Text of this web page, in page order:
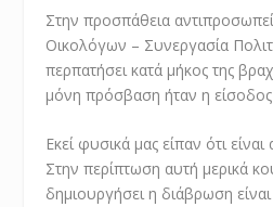
Στην προσπάθεια
Οικολόγων – Συνεργασία
περπατήσει κατά μήκος της
μόνη πρόσβαση ήταν η
Εκεί φυσικά μας είπαν ότι
Στην περίπτωση αυτή μερικά
δημιουργήσει η διάβρωση